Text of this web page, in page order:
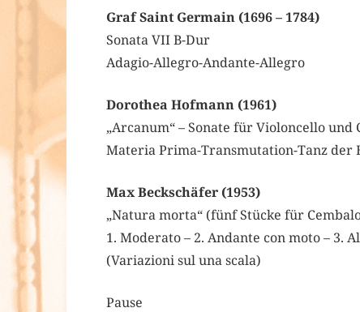
Graf Saint Germain (1696 – 1784)
Sonata VII B-Dur
Adagio-Allegro-Andante-Allegro
Dorothea Hofmann (1961)
„Arcanum“ – Sonate für Violoncello und
Materia Prima-Transmutation-Tanz der
Max Beckschäfer (1953)
„Natura morta“ (fünf Stücke für
1. Moderato – 2. Andante con moto – 3.
(Variazioni sul una scala)
Pause